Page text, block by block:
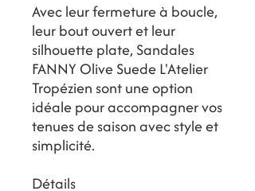
Avec leur fermeture à boucle,
leur bout ouvert et leur
silhouette plate, Sandales
FANNY Olive Suede L'Atelier
Tropézien sont une option
idéale pour accompagner vos
tenues de saison avec style et
simplicité.
Détails